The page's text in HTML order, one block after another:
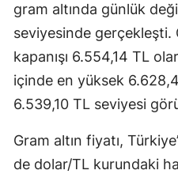
gram altında günlük
seviyesinde gerçekleşti.
kapanışı 6.554,14 TL
içinde en yüksek
6.539,10 TL seviyesi
Gram altın fiyatı,
de dolar/TL kurundaki